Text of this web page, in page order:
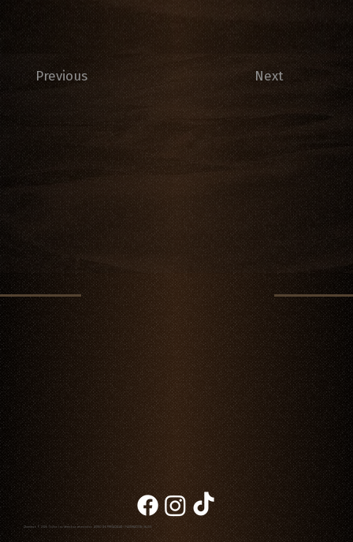
Previous Next
Chambao © 2026. Todos los derechos reservados AVISO DE PRIVACIDAD FACTURACIÓN BLOG